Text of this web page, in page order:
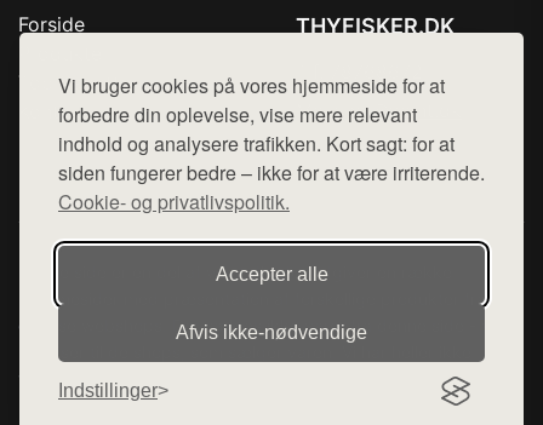
Vi bruger cookies på vores hjemmeside for at
forbedre din oplevelse, vise mere relevant
indhold og analysere trafikken. Kort sagt: for at
siden fungerer bedre – ikke for at være irriterende.
Cookie- og privatlivspolitik.
Accepter alle
Afvis ikke‑nødvendige
Indstillinger
Forside
Top Rabatter
Kontakt
THYFISKER.DK
Mail: hej@want.dk
Cookie- og privatlivspolitik
Denne side er en del af want.dk, der udgiver en række
hjemmesider med præsentation af forskellige produkter fra
diverse webshops. Der sælges ikke varer fra denne side - vi
henviser til de shops, som sælger varen. Vi har heller ikke
varerne på lager.